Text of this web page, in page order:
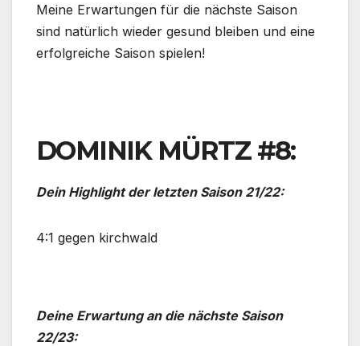
Meine Erwartungen für die nächste Saison
sind natürlich wieder gesund bleiben und eine
erfolgreiche Saison spielen!
DOMINIK MÜRTZ #8:
Dein Highlight der letzten Saison 21/22:
4:1 gegen kirchwald
Deine Erwartung an die nächste Saison
22/23: